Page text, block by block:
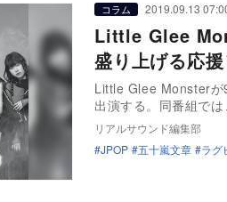
コラム 2019.09.13
Little Glee
盛り上げる応
Little Glee Monsterが
出演する。同番組で
リアルサウンド編集部
JPOP
五十嵐文章 ラグ